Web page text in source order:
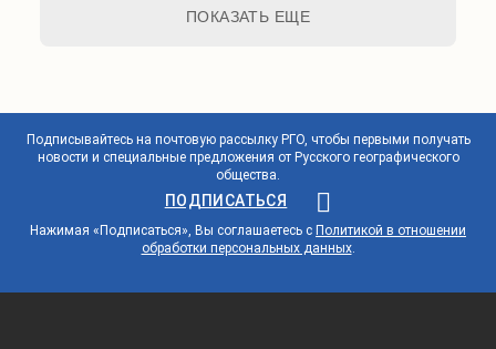
ПОКАЗАТЬ ЕЩЕ
Подписывайтесь на почтовую рассылку РГО, чтобы первыми получать
новости и специальные предложения от Русского географического
общества.
ПОДПИСАТЬСЯ
Нажимая «Подписаться», Вы соглашаетесь с Политикой в отношении
обработки персональных данных.